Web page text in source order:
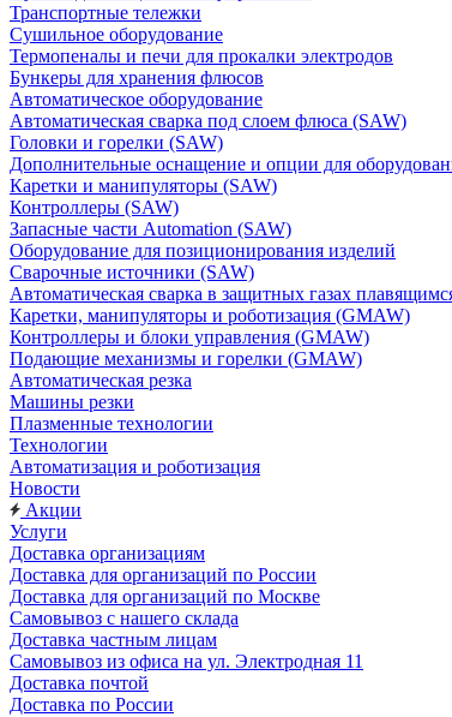
Транспортные тележки
Сушильное оборудование
Термопеналы и печи для прокалки электродов
Бункеры для хранения флюсов
Автоматическое оборудование
Автоматическая сварка под слоем флюса (SAW)
Головки и горелки (SAW)
Дополнительные оснащение и опции для
Каретки и манипуляторы (SAW)
Контроллеры (SAW)
Запасные части Automation (SAW)
Оборудование для позиционирования изделий
Сварочные источники (SAW)
Автоматическая сварка в защитных газах
Каретки, манипуляторы и роботизация (GMAW)
Контроллеры и блоки управления (GMAW)
Подающие механизмы и горелки (GMAW)
Автоматическая резка
Машины резки
Плазменные технологии
Технологии
Автоматизация и роботизация
Новости
Акции
Услуги
Доставка организациям
Доставка для организаций по России
Доставка для организаций по Москве
Самовывоз с нашего склада
Доставка частным лицам
Самовывоз из офиса на ул. Электродная 11
Доставка почтой
Доставка по России